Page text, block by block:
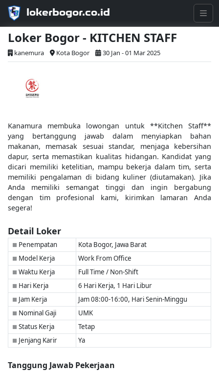
lokerbogor.co.id
Loker Bogor - KITCHEN STAFF
kanemura Kota Bogor 30 Jan - 01 Mar 2025
Kanamura membuka lowongan untuk **Kitchen Staff**
yang bertanggung jawab dalam menyiapkan bahan
makanan, memasak sesuai standar, menjaga kebersihan
dapur, serta memastikan kualitas hidangan. Kandidat yang
dicari memiliki ketelitian, mampu bekerja dalam tim, serta
memiliki pengalaman di bidang kuliner (diutamakan). Jika
Anda memiliki semangat tinggi dan ingin bergabung
dengan tim profesional kami, kirimkan lamaran Anda
segera!
Detail Loker
■ Penempatan Kota Bogor, Jawa Barat
■ Model Kerja Work From Office
■ Waktu Kerja Full Time / Non-Shift
■ Hari Kerja 6 Hari Kerja, 1 Hari Libur
■ Jam Kerja Jam 08:00-16:00, Hari Senin-Minggu
■ Nominal Gaji UMK
■ Status Kerja Tetap
■ Jenjang Karir Ya
Tanggung Jawab Pekerjaan